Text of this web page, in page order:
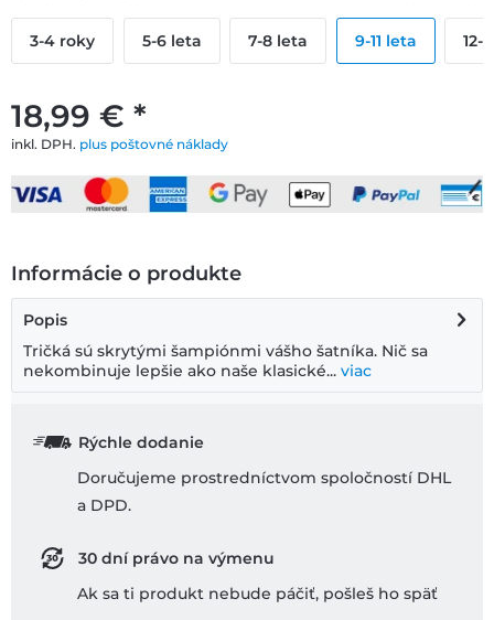
18,99 € *
inkl. DPH. plus poštovné náklady
3-4 roky 5-6 leta 7-8 leta 9-11 leta 12-
Informácie o produkte
Popis
Tričká sú skrytými šampiónmi vášho šatníka. Nič sa
nekombinuje lepšie ako naše klasické... viac
Rýchle dodanie
Doručujeme prostredníctvom spoločností DHL
a DPD.
30 dní právo na výmenu
Ak sa ti produkt nebude páčiť, pošleš ho späť